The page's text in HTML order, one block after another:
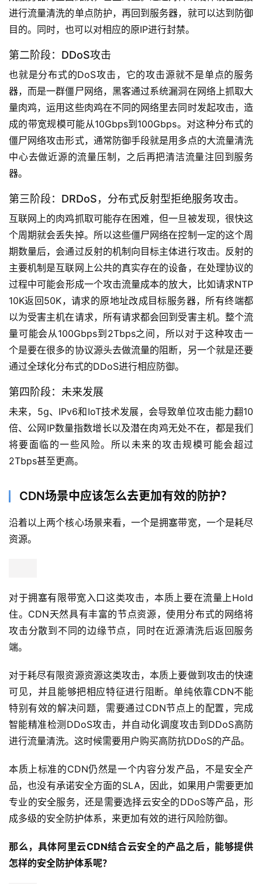
进行流量清洗的单点防护，再回到服务器，就可以达到防御
目的。同时，也可以对相应的原IP进行封禁。
第二阶段：DDoS攻击
也就是分布式的DoS攻击，它的攻击源就不是单点的服务
器，而是一群僵尸网络，黑客通过系统漏洞在网络上抓取大
量肉鸡，运用这些肉鸡在不同的网络里去同时发起攻击，造
成的带宽规模可能从10Gbps到100Gbps。对这种分布式的
僵尸网络攻击形式，通常防御手段就是用多点的大流量清洗
中心去做近源的流量压制，之后再把清洁流量注回到服务
器。
第三阶段：DRDoS，分布式反射型拒绝服务攻击。
互联网上的肉鸡抓取可能存在困难，但一旦被发现，很快这
个周期就会丢失掉。所以这些僵尸网络在控制一定的这个周
期数量后，会通过反射的机制向目标主体进行攻击。反射的
主要机制是互联网上公共的真实存在的设备，在处理协议的
过程中可能会形成一个攻击流量成本的放大，比如请求NTP
10K返回50K，请求的原地址改成目标服务器，所有终端都
以为受害主机在请求，所有请求都会回到受害主机。整个流
量可能会从100Gbps到2Tbps之间，所以对于这种攻击一
个是要在很多的协议源头去做流量的阻断，另一个就是还要
通过全球化分布式的DDoS进行相应防御。
第四阶段：未来发展
未来，5g、IPv6和IoT技术发展，会导致单位攻击能力翻10
倍、公网IP数量指数增长以及潜在肉鸡无处不在，都是我们
将要面临的一些风险。所以未来的攻击规模可能会超过
2Tbps甚至更高。
CDN场景中应该怎么去更加有效的防护？
沿着以上两个核心场景来看，一个是拥塞带宽，一个是耗尽
资源。
对于拥塞有限带宽入口这类攻击，本质上要在流量上Hold
住。CDN天然具有丰富的节点资源，使用分布式的网络将
攻击分散到不同的边缘节点，同时在近源清洗后返回服务
端。
对于耗尽有限资源资源这类攻击，本质上要做到攻击的快速
可见，并且能够把相应特征进行阻断。单纯依靠CDN不能
特别有效的解决问题，需要通过CDN节点上的配置，完成
智能精准检测DDoS攻击，并自动化调度攻击到DDoS高防
进行流量清洗。这时候需要用户购买高防抗DDoS的产品。
本质上标准的CDN仍然是一个内容分发产品，不是安全产
品，也没有承诺安全方面的SLA，因此，如果用户需要更加
专业的安全服务，还是需要选择云安全的DDoS等产品，形
成多级的安全防护体系，来更加有效的进行风险防御。
那么，具体阿里云CDN结合云安全的产品之后，能够提供
怎样的安全防护体系呢？